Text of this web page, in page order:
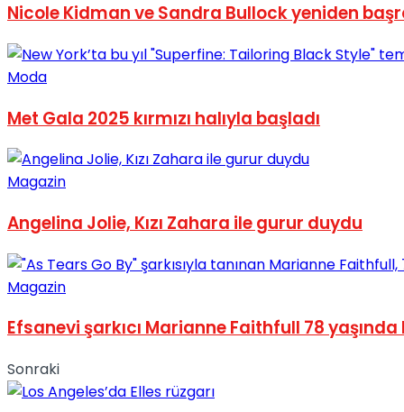
View All Result
Nicole Kidman ve Sandra Bullock yeniden
Moda
Met Gala 2025 kırmızı halıyla başladı
Magazin
Angelina Jolie, Kızı Zahara ile gurur duydu
Magazin
Efsanevi şarkıcı Marianne Faithfull 78
Sonraki